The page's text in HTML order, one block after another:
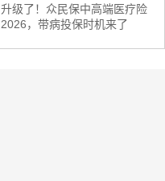
升级了！众民保中高端医疗险
2026，带病投保时机来了